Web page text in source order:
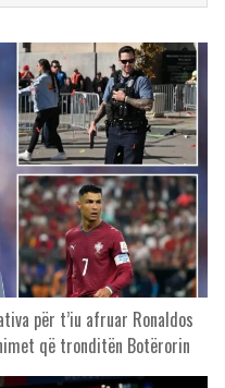
për t’iu afruar Ronaldos
që tronditën Botërorin